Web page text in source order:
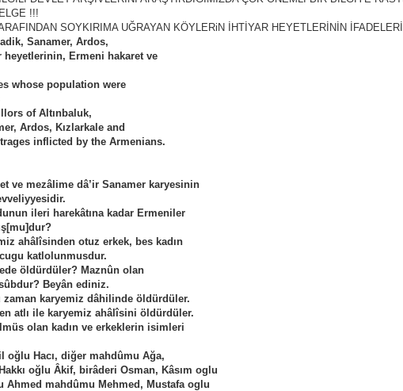
!!!
SOYKIRIMA UĞRAYAN KÖYLERiN İHTİYAR HEYETLERİNİN
Sanamer, Ardos,
heyetlerinin, Ermeni hakaret ve
whose population were
of Altınbaluk,
Ardos, Kızlarkale and
inflicted by the Armenians.
ve mezâlime dâ’ir Sanamer karyesinin
ileri harekâtına kadar Ermeniler
ahâlîsinden otuz erkek, bes kadın
katlolunmusdur.
öldürdüler? Maznûn olan
Beyân ediniz.
karyemiz dâhilinde öldürdüler.
atlı ile karyemiz ahâlîsini öldürdüler.
olan kadın ve erkeklerin isimleri
oğlu Hacı, diğer mahdûmu Ağa,
oğlu Âkif, birâderi Osman, Kâsım oglu
mahdûmu Mehmed, Mustafa oglu